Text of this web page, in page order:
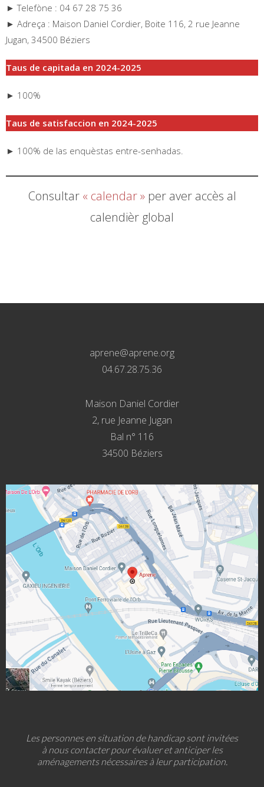
► Telefòne : 04 67 28 75 36
► Adreça : Maison Daniel Cordier, Boite 116, 2 rue Jeanne
Jugan, 34500 Béziers
Taus de capitada en 2024-2025
► 100%
Taus de satisfaccion en 2024-2025
► 100% de las enquèstas entre-senhadas.
Consultar « calendar »per aver accès al
calendièr global
aprene@aprene.org
04.67.28.75.36
Maison Daniel Cordier
2, rue Jeanne Jugan
Bal n° 116
34500 Béziers
Les personnes en situation de handicap sont invitées
à nous contacter pour évaluer et anticiper les
aménagements nécessaires à leur participation.